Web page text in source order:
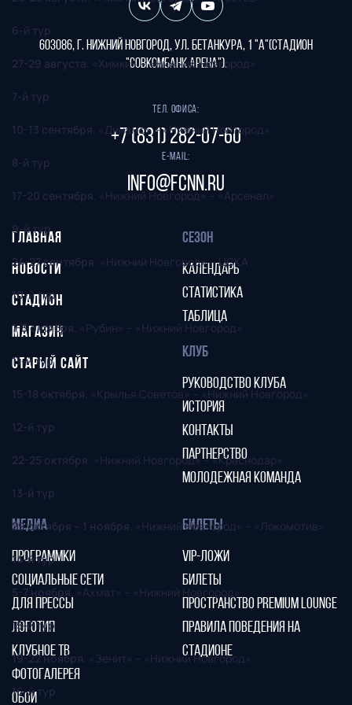
6-й тур
27-29 августа . «Химки» – «Нижний Новгород»
7-й тур
10-13 сентября . «Динамо» – «Нижний Новгород»
8-й тур
17-20 сентября . «Нижний Новгород» – «Арсенал»
9-й тур
24-27 сентября . «Нижний Новгород» – ЦСКА
10-й тур
1-3 октября. «Рубин» – «Нижний Новгород»
11-й тур
15-18 октября . «Крылья Советов» – «Нижний Новгород»
12-й тур
22-25 октября . «Нижний Новгород» – «Краснодар»
13-й тур
29 октября – 1 ноября . «Нижний Новгород» – «Локомотив»
14-й тур
5-7 ноября. «Ахмат» – «Нижний Новгород»
15-й тур
19-22 ноября . «Зенит» – «Нижний Новгород»
16-й тур
603086, г. Нижний Новгород, ул. Бетанкура, 1 "А"(стадион
"СОВКОМБАНК АРЕНА").
Тел. офиса:
+7 (831) 282-07-60
E-mail:
info@fcnn.ru
ГЛАВНАЯ
НОВОСТИ
СТАДИОН
МАГАЗИН
СТАРЫЙ САЙТ
СЕЗОН
КАЛЕНДАРЬ
СТАТИСТИКА
ТАБЛИЦА
КЛУБ
РУКОВОДСТВО КЛУБА
ИСТОРИЯ
КОНТАКТЫ
ПАРТНЕРСТВО
МОЛОДЕЖНАЯ КОМАНДА
МЕДИА
ПРОГРАММКИ
СОЦИАЛЬНЫЕ СЕТИ
ДЛЯ ПРЕССЫ
ЛОГОТИП
КЛУБНОЕ ТВ
ФОТОГАЛЕРЕЯ
ОБОИ
БИЛЕТЫ
VIP-ЛОЖИ
БИЛЕТЫ
ПРОСТРАНСТВО PREMIUM LOUNGE
ПРАВИЛА ПОВЕДЕНИЯ НА
СТАДИОНЕ